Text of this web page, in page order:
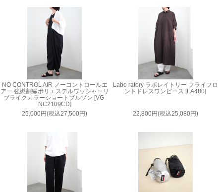
NO CONTROL AIR ノーコントロールエ
アー 強撚割繊ポリエステルワッシャーリ
ブライクカラーショートブルゾン [VG-
NC2109CD]
25,000円(税込27,500円)
Labo ratory ラボレイトリー フライフロ
ントドレスワンピース [LA480]
22,800円(税込25,080円)